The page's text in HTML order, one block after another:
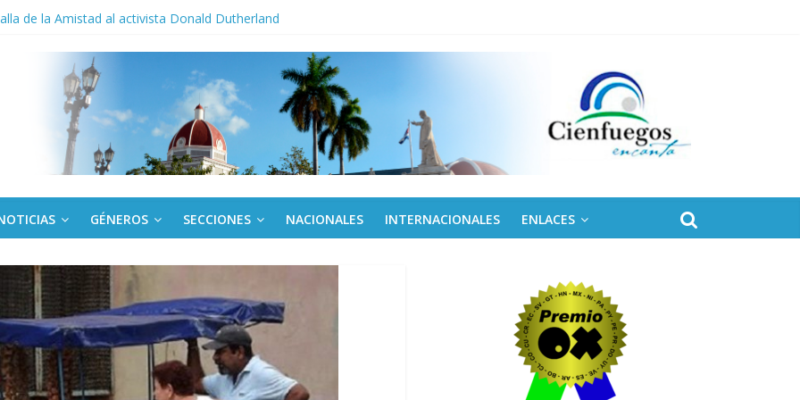
militar activo para jóvenes en Cienfuegos
edición de Beca para realizadoras mayores de 50 años
aniversario 65 con jornada Arte fiel
GÉNEROS SECCIONES NACIONALES INTERNACIONALES ENLACES